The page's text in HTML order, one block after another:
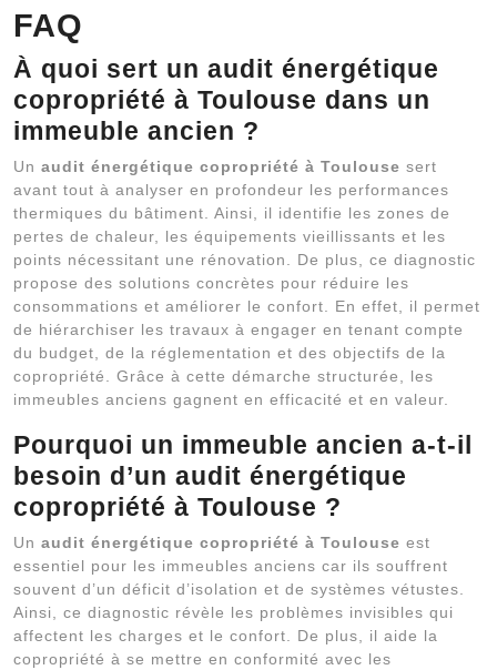
FAQ
À quoi sert un audit énergétique
copropriété à Toulouse dans un
immeuble ancien ?
Un audit énergétique copropriété à Toulouse sert
avant tout à analyser en profondeur les performances
thermiques du bâtiment. Ainsi, il identifie les zones de
pertes de chaleur, les équipements vieillissants et les
points nécessitant une rénovation. De plus, ce diagnostic
propose des solutions concrètes pour réduire les
consommations et améliorer le confort. En effet, il permet
de hiérarchiser les travaux à engager en tenant compte
du budget, de la réglementation et des objectifs de la
copropriété. Grâce à cette démarche structurée, les
immeubles anciens gagnent en efficacité et en valeur.
Pourquoi un immeuble ancien a-t-il
besoin d’un audit énergétique
copropriété à Toulouse ?
Un audit énergétique copropriété à Toulouse est
essentiel pour les immeubles anciens car ils souffrent
souvent d’un déficit d’isolation et de systèmes vétustes.
Ainsi, ce diagnostic révèle les problèmes invisibles qui
affectent les charges et le confort. De plus, il aide la
copropriété à se mettre en conformité avec les